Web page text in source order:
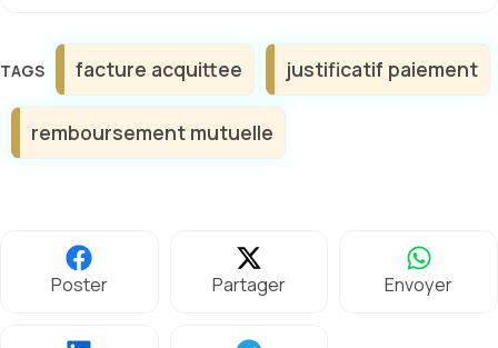
Étiquettes
facture acquittee justificatif paiement
remboursement mutuelle
Poster Partager Envoyer